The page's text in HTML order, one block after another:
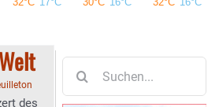
des
nach: